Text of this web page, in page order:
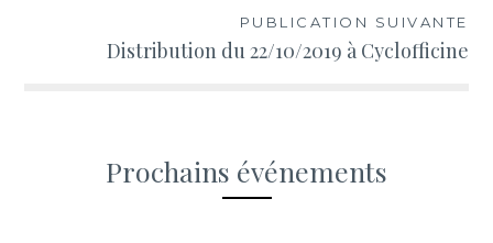
PUBLICATION SUIVANTE
Distribution du 22/10/2019 à Cyclofficine
Prochains événements